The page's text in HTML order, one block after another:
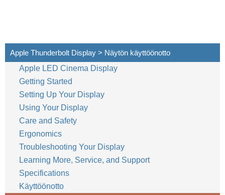
24 Suomi
Apple Thunderbolt Display > Näytön käyttöönotto
Apple LED Cinema Display
Getting Started
Setting Up Your Display
Using Your Display
Care and Safety
Ergonomics
Troubleshooting Your Display
Learning More, Service, and Support
Specifications
Käyttöönotto